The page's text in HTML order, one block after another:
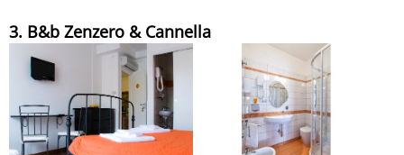
3. B&b Zenzero & Cannella